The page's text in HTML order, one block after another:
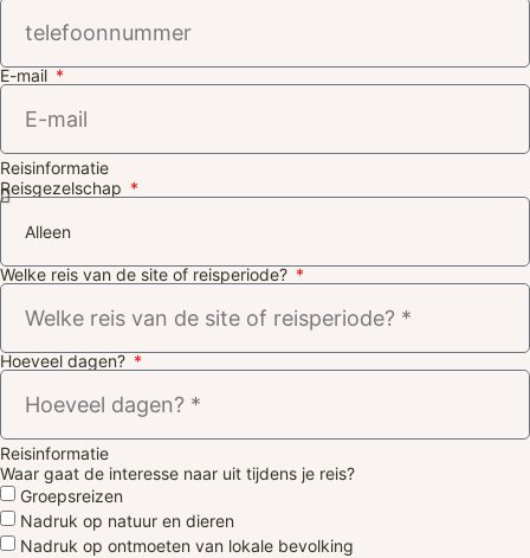
E-mail
Reisinformatie
Reisgezelschap
Welke reis van de site of reisperiode?
Hoeveel dagen?
Reisinformatie
Waar gaat de interesse naar uit tijdens je reis?
Groepsreizen
Nadruk op natuur en dieren
Nadruk op ontmoeten van lokale bevolking